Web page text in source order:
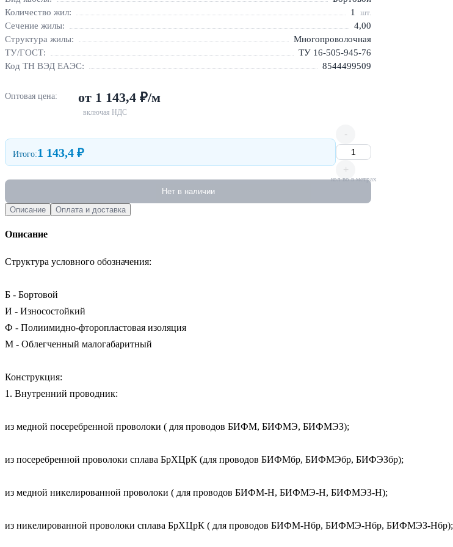
Количество жил:
1 шт.
Сечение жилы:
4,00
Структура жилы:
Многопроволочная
ТУ/ГОСТ:
ТУ 16-505-945-76
Код ТН ВЭД ЕАЭС:
8544499509
Оптовая цена: от 1 143,4 ₽/м
включая НДС
Итого:1 143,4 ₽
-
+
кол-во в метрах
Нет в наличии
Описание
Оплата и доставка
Описание
Структура условного обозначения:
Б - Бортовой
И - Износостойкий
Ф - Полиимидно-фторопластовая изоляция
М - Облегченный малогабаритный
Конструкция:
1. Внутренний проводник:
из медной посеребренной проволоки ( для проводов БИФМ, БИФМЭ, БИФМЭЗ);
из посеребренной проволоки сплава БрХЦрК (для проводов БИФМбр, БИФМЭбр, БИФЭЗбр);
из медной никелированной проволоки ( для проводов БИФМ-Н, БИФМЭ-Н, БИФМЭЗ-Н);
из никелированной проволоки сплава БрХЦрК ( для проводов БИФМ-Нбр, БИФМЭ-Нбр, БИФМЭЗ-Нбр);